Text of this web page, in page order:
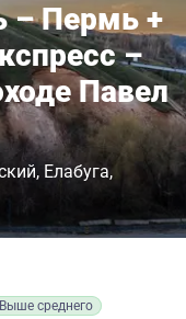
– Пермь +
–
Павел
Елабуга
Выше среднего